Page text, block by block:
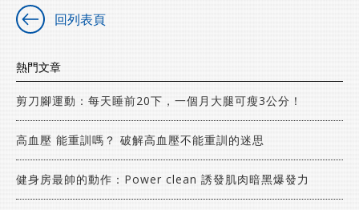
回列表頁
熱門文章
剪刀腳運動：每天睡前20下，一個月大腿可瘦3公分！
高血壓 能重訓嗎？ 破解高血壓不能重訓的迷思
健身房最帥的動作：Power clean 誘發肌肉暗黑爆發力